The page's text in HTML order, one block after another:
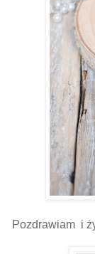
Pozdrawiam i